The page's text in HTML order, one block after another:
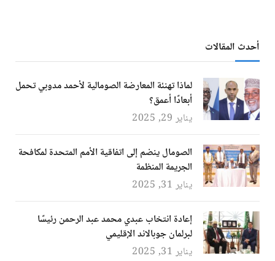
أحدث المقالات
لماذا تهنئة المعارضة الصومالية لأحمد مدوبي تحمل
أبعادًا أعمق؟
يناير 29, 2025
الصومال ينضم إلى اتفاقية الأمم المتحدة لمكافحة
الجريمة المنظمة
يناير 31, 2025
إعادة انتخاب عبدي محمد عبد الرحمن رئيسًا
لبرلمان جوبالاند الإقليمي
يناير 31, 2025